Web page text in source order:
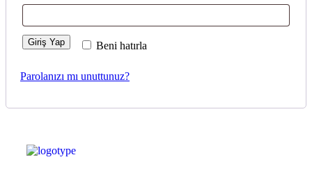
Beni hatırla
Giriş Yap
Parolanızı mı unuttunuz?